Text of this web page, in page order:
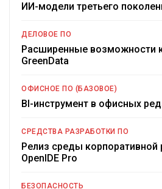
ИИ-модели третьего
ДЕЛОВОЕ ПО
Расширенные возможности
GreenData
ОФИСНОЕ ПО (БАЗОВОЕ)
BI-инструмент в офисных
СРЕДСТВА РАЗРАБОТКИ ПО
Релиз среды корпоративной
OpenIDE Pro
БЕЗОПАСНОСТЬ